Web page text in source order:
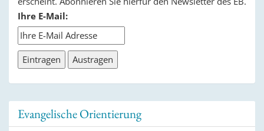
Ihre E-Mail:
Evangelische Orientierung